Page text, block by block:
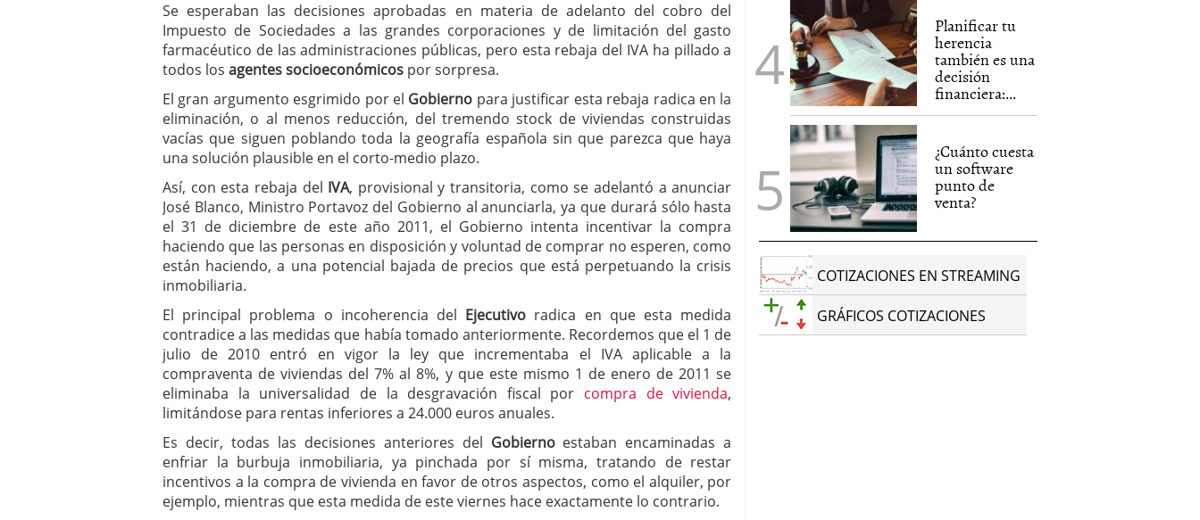
Se esperaban las decisiones aprobadas en materia de adelanto del cobro del
Impuesto de Sociedades a las grandes corporaciones y de limitación del gasto
farmacéutico de las administraciones públicas, pero esta rebaja del IVA ha pillado a
todos los agentes socioeconómicos por sorpresa.
El gran argumento esgrimido por el Gobierno para justificar esta rebaja radica en la
eliminación, o al menos reducción, del tremendo stock de viviendas construidas
vacías que siguen poblando toda la geografía española sin que parezca que haya
una solución plausible en el corto-medio plazo.
Así, con esta rebaja del IVA, provisional y transitoria, como se adelantó a anunciar
José Blanco, Ministro Portavoz del Gobierno al anunciarla, ya que durará sólo hasta
el 31 de diciembre de este año 2011, el Gobierno intenta incentivar la compra
haciendo que las personas en disposición y voluntad de comprar no esperen, como
están haciendo, a una potencial bajada de precios que está perpetuando la crisis
inmobiliaria.
El principal problema o incoherencia del Ejecutivo radica en que esta medida
contradice a las medidas que había tomado anteriormente. Recordemos que el 1 de
julio de 2010 entró en vigor la ley que incrementaba el IVA aplicable a la
compraventa de viviendas del 7% al 8%, y que este mismo 1 de enero de 2011 se
eliminaba la universalidad de la desgravación fiscal por compra de vivienda,
limitándose para rentas inferiores a 24.000 euros anuales.
Es decir, todas las decisiones anteriores del Gobiernoestaban encaminadas a
enfriar la burbuja inmobiliaria, ya pinchada por sí misma, tratando de restar
incentivos a la compra de vivienda en favor de otros aspectos, como el alquiler, por
ejemplo, mientras que esta medida de este viernes hace exactamente lo contrario.
Planificar tu
herencia
también es una
decisión
financiera:...
¿Cuánto cuesta
un software
punto de
venta?
COTIZACIONES EN STREAMING
GRÁFICOS COTIZACIONES